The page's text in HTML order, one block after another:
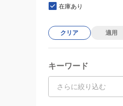
在庫あり
クリア 適用
キーワード